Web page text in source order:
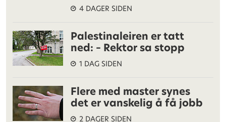
4 DAGER SIDEN
Palestinaleiren er tatt
ned: – Rektor sa stopp
1 DAG SIDEN
Flere med master synes
det er vanskelig å få jobb
2 DAGER SIDEN